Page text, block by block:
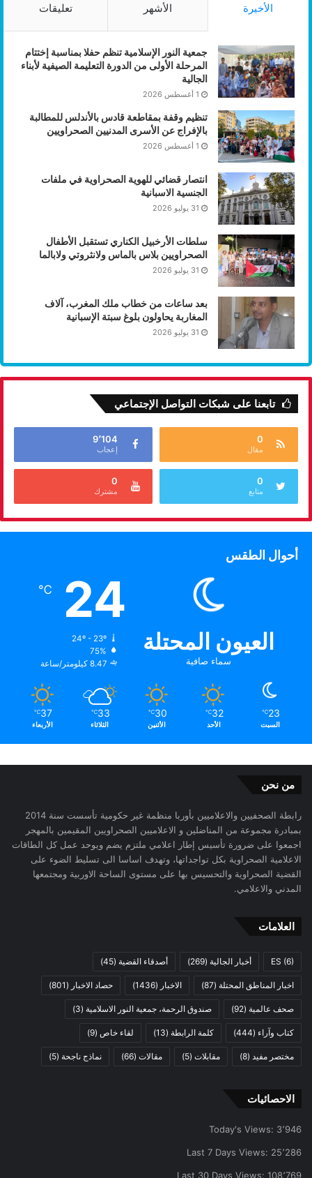
الأخيرة الأشهر تعليقات
جمعية النور الإسلامية تنظم حفلا بمناسبة إختتام
المرحلة الأولى من الدورة التعليمة الصيفية لأبناء
الجالية
1 أغسطس 2026
تنظيم وقفة بمقاطعة قادس بالأندلس للمطالبة
بالإفراج عن الأسرى المدنيين الصحراويين
1 أغسطس 2026
انتصار قضائي للهوية الصحراوية في ملفات
الجنسية الاسبانية
31 يوليو 2026
سلطات الأرخبيل الكناري تستقبل الأطفال
الصحراويين بلاس بالماس ولانثروتي ولابالما
31 يوليو 2026
بعد ساعات من خطاب ملك المغرب، آلاف
المغاربة يحاولون بلوغ سبتة الإسبانية
31 يوليو 2026
تابعنا على شبكات التواصل الإجتماعي
0
مقال
9٬104
إعجاب
0
متابع
0
مشترك
أحوال الطقس
العيون المحتلة
سماء صافية
24
℃
24º - 23º
75%
8.47 كيلومتر/ساعة
23
℃
السبت
32
℃
الأحد
30
℃
الأثنين
33
℃
الثلاثاء
37
℃
الأربعاء
من نحن
رابطة الصحفيين والاعلاميين بأوربا منظمة غير حكومية تأسست سنة 2014
بمبادرة مجموعة من المناضلين و الاعلاميين الصحراويين المقيمين بالمهجر
اجمعوا على ضرورة تأسيس إطار اعلامي ملتزم يضم ويوحد عمل كل الطاقات
الاعلامية الصحراوية بكل تواجداتها، وتهدف اساسا الى تسليط الضوء على
القضية الصحراوية والتحسيس بها على مستوى الساحة الاوربية ومجتمعها
المدني والاعلامي.
العلامات
ES (6) أخبار الجالية (269) أصدقاء القضية (45)
اخبار المناطق المحتلة (87) الاخبار (1436) حصاد الاخبار (801)
صحف عالمية (92) صندوق الرحمة، جمعية النور الاسلامية (3)
كتاب وآراء (444) كلمة الرابطة (13) لقاء خاص (9)
مختصر مفيد (8) مقابلات (5) مقالات (66) نماذج ناجحة (5)
الاحصائيات
Today's Views: 3٬946
Last 7 Days Views: 25٬286
Last 30 Days Views: 108٬769